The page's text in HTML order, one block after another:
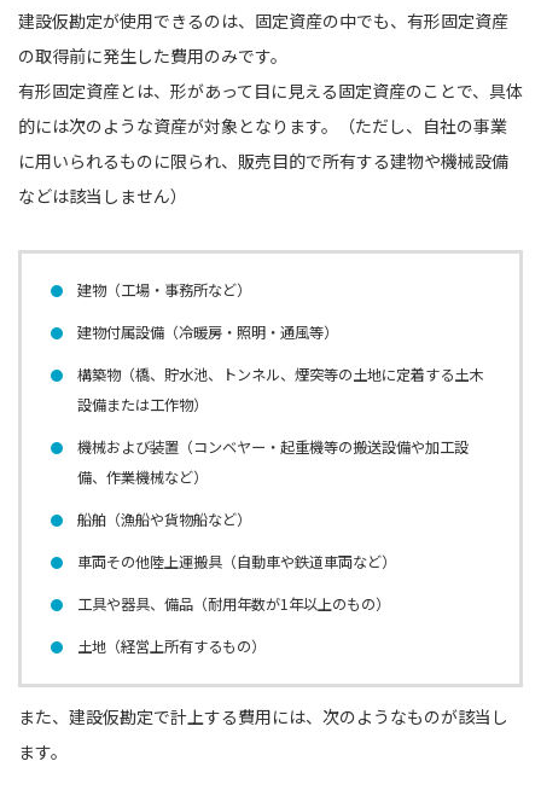
建設仮勘定が使用できるのは、固定資産の中でも、有形固定資産
の取得前に発生した費⽤のみです。
有形固定資産とは、形があって目に見える固定資産のことで、具体
的には次のような資産が対象となります。（ただし、自社の事業
に用いられるものに限られ、販売目的で所有する建物や機械設備
などは該当しません）
建物（工場・事務所など）
建物付属設備（冷暖房・照明・通風等）
構築物（橋、貯水池、トンネル、煙突等の土地に定着する土木
設備または工作物）
機械および装置（コンベヤー・起重機等の搬送設備や加工設
備、作業機械など）
船舶（漁船や貨物船など）
車両その他陸上運搬具（自動車や鉄道車両など）
工具や器具、備品（耐用年数が1年以上のもの）
土地（経営上所有するもの）
また、建設仮勘定で計上する費⽤には、次のようなものが該当し
ます。